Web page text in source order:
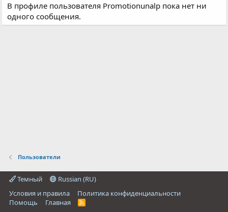
В профиле пользователя Promotionunalp пока нет ни
одного сообщения.
Пользователи
Темный
Russian (RU)
Условия и правила
Политика конфиденциальности
Помощь
Главная
R